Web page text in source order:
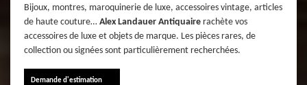
Bijoux, montres, maroquinerie de luxe, accessoires vintage, articles
de haute couture… Alex Landauer Antiquaire rachète vos
accessoires de luxe et objets de marque. Les pièces rares, de
collection ou signées sont particulièrement recherchées.
Demande d'estimation